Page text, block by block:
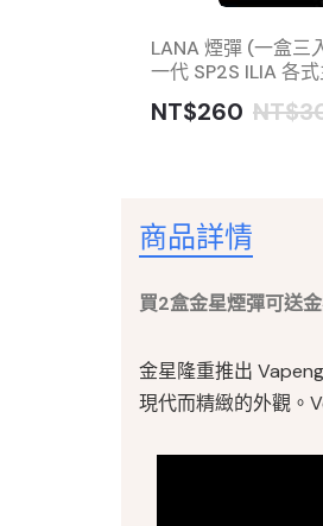
LANA 煙彈 (一盒三
一代 SP2S ILIA 各
NT$260
商品詳情
買2盒金星煙彈可送
金星隆重推出
現代而精緻的外觀。